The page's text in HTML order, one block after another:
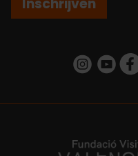
https://https://